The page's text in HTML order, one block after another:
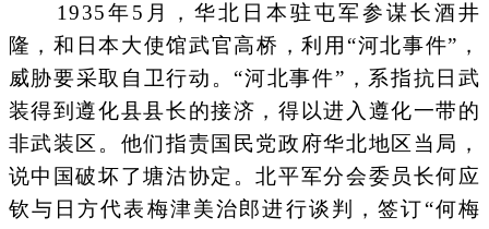
1935年5月，华北日本驻屯军参谋长酒井
隆，和日本大使馆武官高桥，利用“河北事件”，
威胁要采取自卫行动。“河北事件”，系指抗日武
装得到遵化县县长的接济，得以进入遵化一带的
非武装区。他们指责国民党政府华北地区当局，
说中国破坏了塘沽协定。北平军分会委员长何应
钦与日方代表梅津美治郎进行谈判，签订“何梅